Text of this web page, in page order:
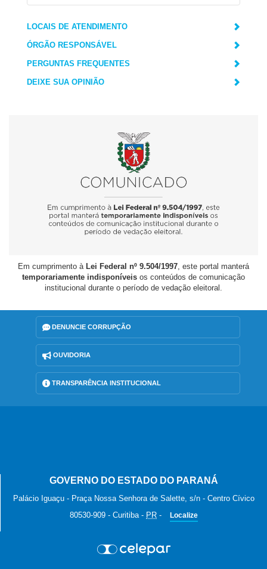
LOCAIS DE ATENDIMENTO
ÓRGÃO RESPONSÁVEL
PERGUNTAS FREQUENTES
DEIXE SUA OPINIÃO
Em cumprimento à Lei Federal nº 9.504/1997, este portal manterá
temporariamente indisponíveis os conteúdos de comunicação
institucional durante o período de vedação eleitoral.
DENUNCIE CORRUPÇÃO
OUVIDORIA
TRANSPARÊNCIA INSTITUCIONAL
GOVERNO DO ESTADO DO PARANÁ
Palácio Iguaçu - Praça Nossa Senhora de Salette, s/n - Centro Cívico
80530-909 - Curitiba- PR - Localize